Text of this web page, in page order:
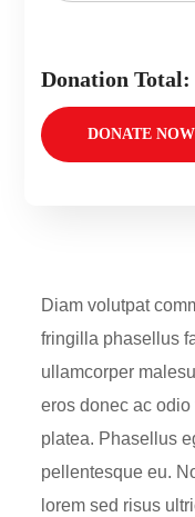
Donation Total:
Diam volutpat
fringilla phasellus
ullamcorper
eros donec ac
platea. Phasellus
pellentesque eu.
lorem sed risus